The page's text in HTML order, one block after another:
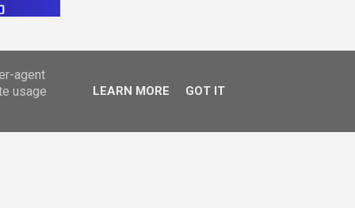
agent
usage
LEARN MORE GOT IT